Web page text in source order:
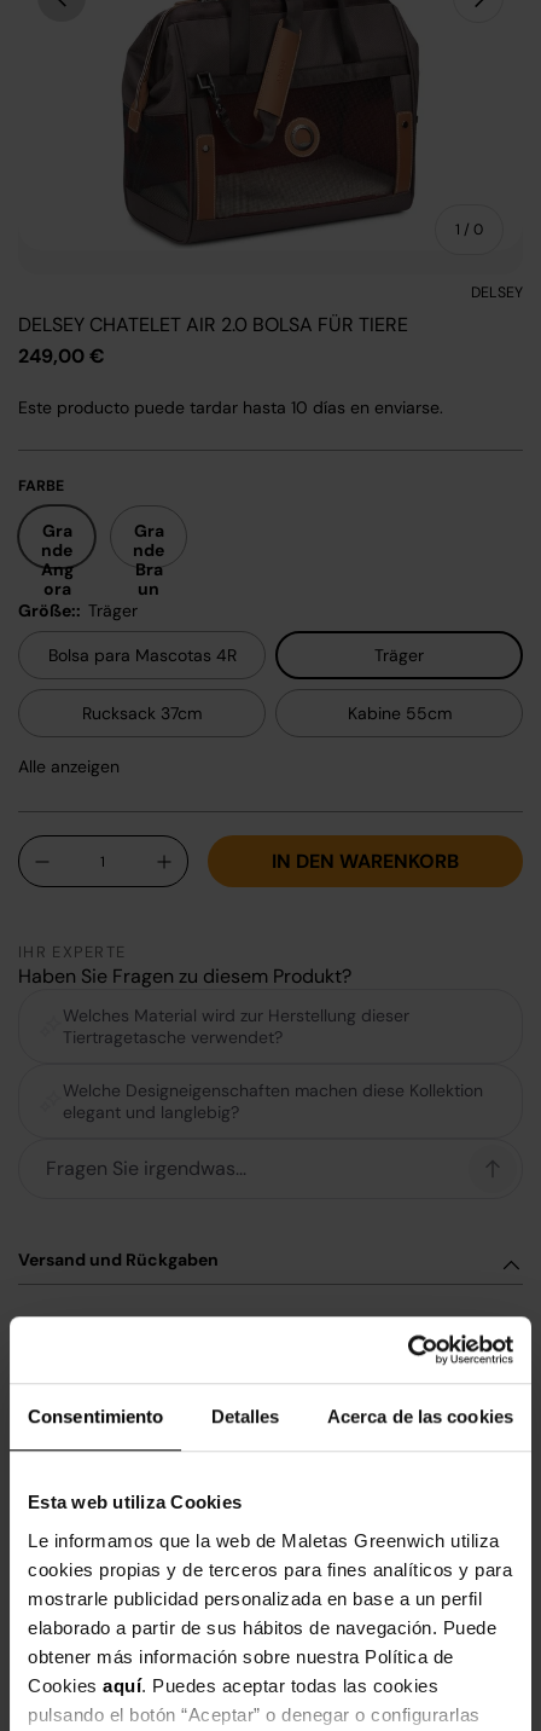
Consentimiento Detalles Acerca de las cookies
Esta web utiliza Cookies
Le informamos que la web de Maletas Greenwich utiliza
cookies propias y de terceros para fines analíticos y para
mostrarle publicidad personalizada en base a un perfil
elaborado a partir de sus hábitos de navegación. Puede
obtener más información sobre nuestra Política de
Cookies aquí. Puedes aceptar todas las cookies
pulsando el botón “Aceptar” o denegar o configurarlas
1 / von
0
DELSEY
DELSEY CHATELET AIR 2.0 BOLSA FÜR TIERE
249,00 €
Este producto puede tardar hasta 10 días en enviarse.
FARBE
Gra
nde
Ang
ora
Gra
nde
Bra
un
Größe:: Träger
Bolsa para Mascotas 4R Träger
Rucksack 37cm Kabine 55cm
14" Reisetasche
Alle anzeigen
Anzahl
+ IN DEN WARENKORB
IHR EXPERTE
Haben Sie Fragen zu diesem Produkt?
Welches Material wird zur Herstellung dieser
Tiertragetasche verwendet?
Welche Designeigenschaften machen diese Kollektion
elegant und langlebig?
Versand und Rückgaben
Rückgaben".
Vervollständige deinen Wagen
2053923 NECESER ABS ANPASSEN.
LOVE MINNIE
39,99 € 33,99 €